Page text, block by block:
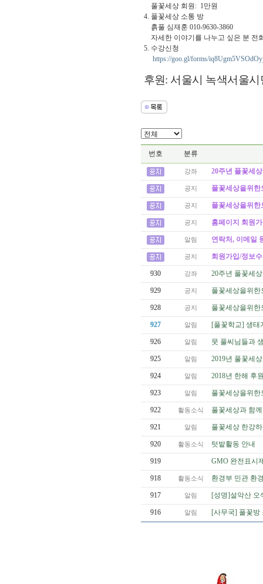
풀꽃세상 회원: 1만원
4. 풀꽃세상 소통 방
흙풀 심재훈 010-9630-3860
자세한 이야기를 나누고 싶은 분 전
5. 수강신청
https://goo.gl/forms/
후원: 서울시 녹색서울
번호 분류
강좌 20주년 풀꽃세
공지 풀꽃세상을위
공지 풀꽃세상을위
공지 홈페이지 회원
알림 연락처, 이메일
공지 회원가입/정보
930 강좌 20주년 풀꽃세
929 공지 풀꽃세상을위
928 공지 풀꽃세상을위
927 알림 [풀꽃학교] 생태
926 알림 뭇 풀씨님들과
925 알림 2019년 풀꽃세
924 알림 2018년 한해 후
923 알림 풀꽃세상을위한
922 활동소식 풀꽃세상과 함
921 알림 풀꽃세상 한강
920 활동소식 텃밭활동 안내
919 GMO 완전표시
918 활동소식 환경부 민관 환
917 알림 [성명]설악산 오
916 알림 [사무국] 풀꽃방